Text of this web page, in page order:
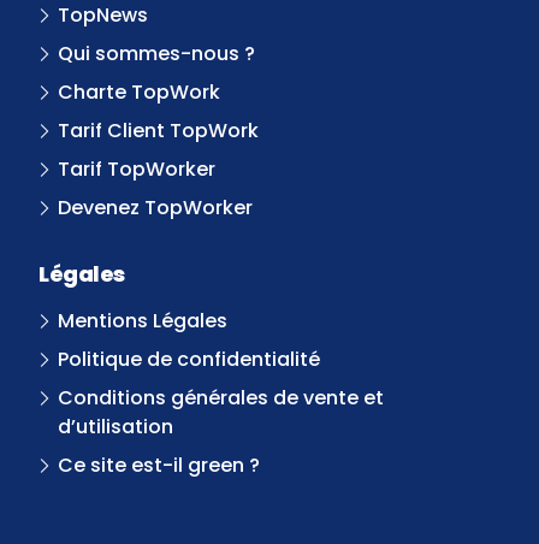
TopNews
Qui sommes-nous ?
Charte TopWork
Tarif Client TopWork
Tarif TopWorker
Devenez TopWorker
Légales
Mentions Légales
Politique de confidentialité
Conditions générales de vente et
d’utilisation
Ce site est-il green ?